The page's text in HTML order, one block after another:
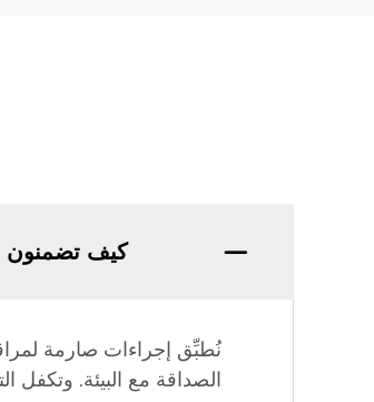
كيف تضمنون
نُطبِّق إجراءات صارمة
الصداقة مع البيئة. وتكفل